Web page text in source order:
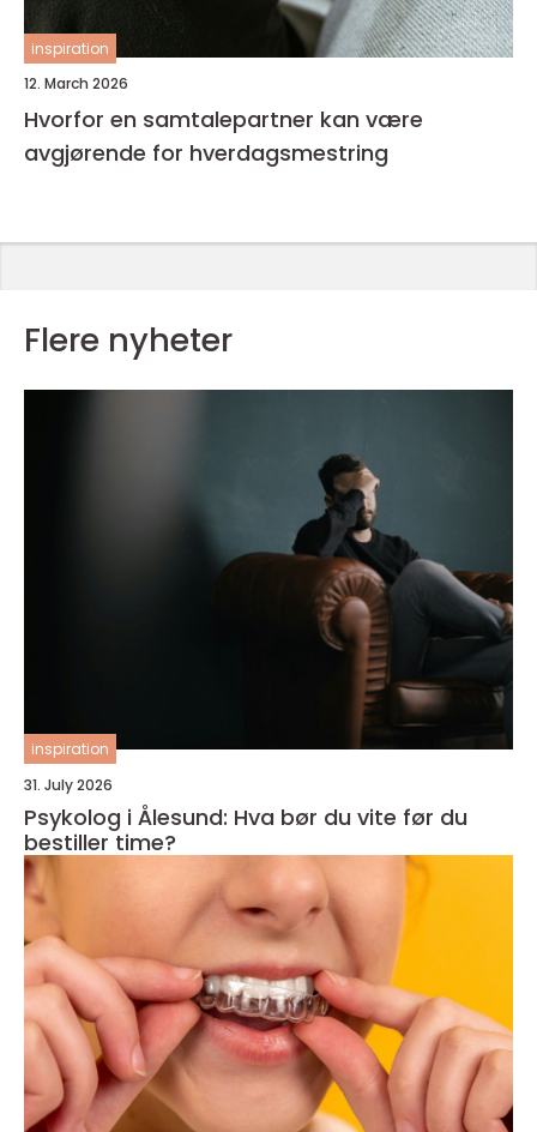
inspiration
12. March 2026
Hvorfor en samtalepartner kan være
avgjørende for hverdagsmestring
Flere nyheter
inspiration
31. July 2026
Psykolog i Ålesund: Hva bør du vite før du
bestiller time?